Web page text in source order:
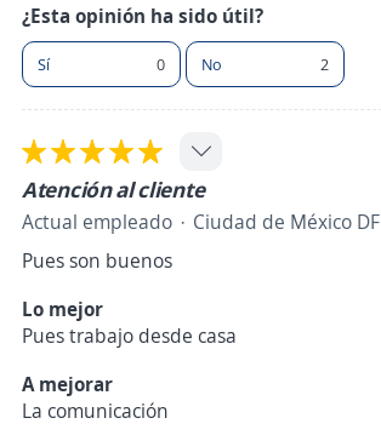
¿Esta opinión ha sido útil?
Sí 0 No 2
Atención al cliente
Actual empleado Ciudad de México DF
Pues son buenos
Lo mejor
Pues trabajo desde casa
A mejorar
La comunicación